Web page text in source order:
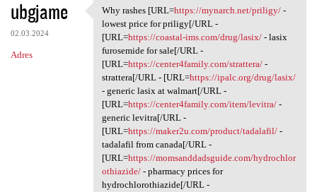
ubgjame
02.03.2024
Adres
Why rashes [URL=https:/
Why rashes [URL=https://mynarch.net/priligy/-
lowest price for priligy[/URL -
[URL=https://coastal-ims.com/drug/lasix/- lasix
furosemide for sale[/URL -
[URL=https://center4family.com/strattera/-
strattera[/URL - [URL=https://ipalc.org/drug/lasix/
- generic lasix at walmart[/URL -
[URL=https://center4family.com/item/levitra/-
generic levitra[/URL -
[URL=https://maker2u.com/product/tadalafil/-
tadalafil from canada[/URL -
[URL=https://momsanddadsguide.com/hydrochlor
othiazide/- pharmacy prices for
hydrochlorothiazide[/URL -